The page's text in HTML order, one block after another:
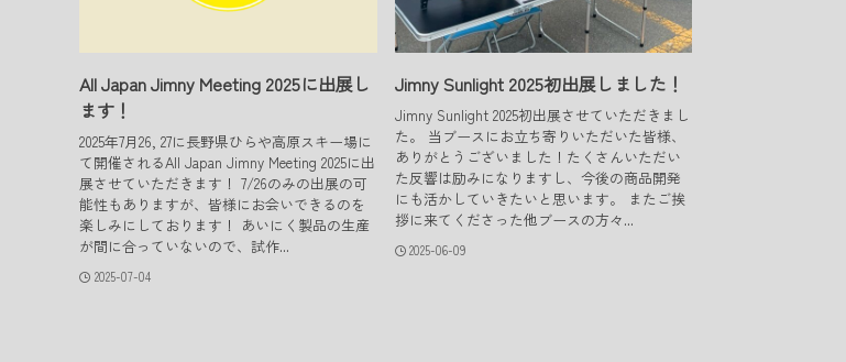
All Japan Jimny Meeting 2025に出展し
ます！
2025年7月26, 27に長野県ひらや高原スキー場に
て開催されるAll Japan Jimny Meeting 2025に出
展させていただきます！ 7/26のみの出展の可
能性もありますが、皆様にお会いできるのを
楽しみにしております！ あいにく製品の生産
が間に合っていないので、試作...
2025-07-04
Jimny Sunlight 2025初出展しました！
Jimny Sunlight 2025初出展させていただきまし
た。 当ブースにお立ち寄りいただいた皆様、
ありがとうございました！たくさんいただい
た反響は励みになりますし、今後の商品開発
にも活かしていきたいと思います。 またご挨
拶に来てくださった他ブースの方々...
2025-06-09